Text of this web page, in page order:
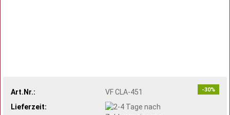
-30%
Art.Nr.:
VF CLA-451
Lieferzeit: